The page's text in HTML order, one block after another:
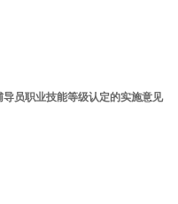
员职业技能等级认定的实施意见